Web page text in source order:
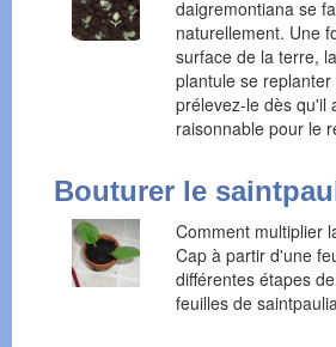
daigremontiana se
naturellement. Une
surface de la terre,
plantule se
prélevez-le dès qu'il
raisonnable pour le
Bouturer le
Comment multiplier
Cap à partir d'une
différentes étapes
feuilles de